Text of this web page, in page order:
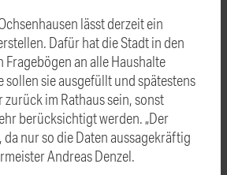
lässt derzeit ein
Dafür hat die Stadt in den
Fragebögen an alle Haushalte
sollen sie ausgefüllt und spätestens
im Rathaus sein, sonst
berücksichtigt werden. „Der
nur so die Daten aussagekräftig
Andreas Denzel.